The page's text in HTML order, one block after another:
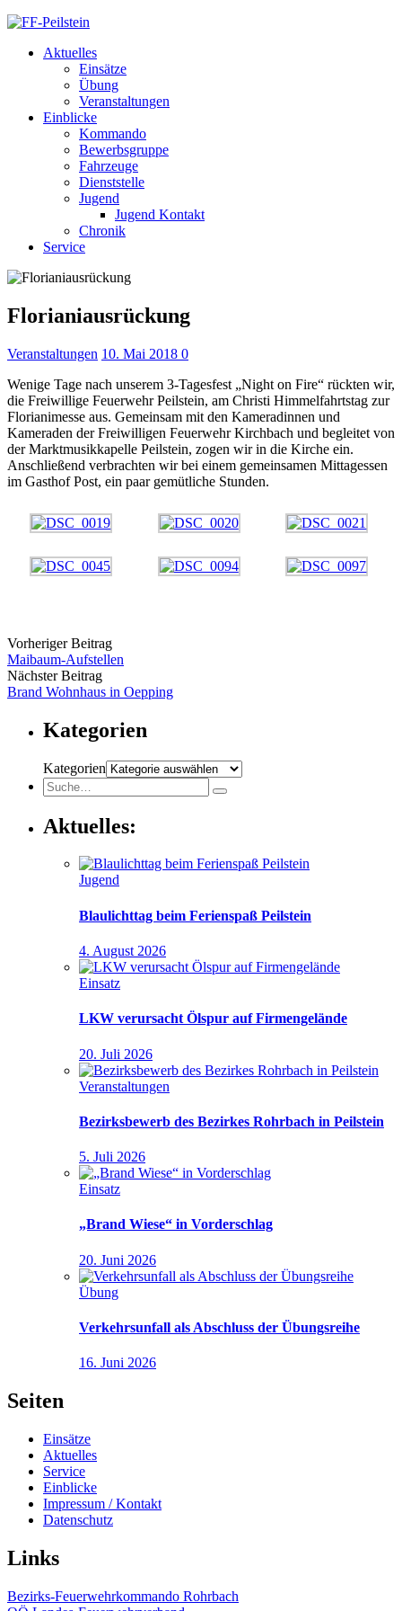
Aktuelles
Einsätze
Übung
Veranstaltungen
Einblicke
Kommando
Bewerbsgruppe
Fahrzeuge
Dienststelle
Jugend
Jugend Kontakt
Chronik
Service
Florianiausrückung
Veranstaltungen 10. Mai 2018 0
Wenige Tage nach unserem 3-Tagesfest „Night on Fire“ rückten wir,
die Freiwillige Feuerwehr Peilstein, am Christi Himmelfahrtstag zur
Florianimesse aus. Gemeinsam mit den Kameradinnen und
Kameraden der Freiwilligen Feuerwehr Kirchbach und begleitet von
der Marktmusikkapelle Peilstein, zogen wir in die Kirche ein.
Anschließend verbrachten wir bei einem gemeinsamen Mittagessen
im Gasthof Post, ein paar gemütliche Stunden.
Vorheriger Beitrag
Maibaum-Aufstellen
Nächster Beitrag
Brand Wohnhaus in Oepping
Kategorien
Kategorien
Aktuelles:
Jugend
Blaulichttag beim Ferienspaß Peilstein
4. August 2026
Einsatz
LKW verursacht Ölspur auf Firmengelände
20. Juli 2026
Veranstaltungen
Bezirksbewerb des Bezirkes Rohrbach in Peilstein
5. Juli 2026
Einsatz
„Brand Wiese“ in Vorderschlag
20. Juni 2026
Übung
Verkehrsunfall als Abschluss der Übungsreihe
16. Juni 2026
Seiten
Einsätze
Aktuelles
Service
Einblicke
Impressum / Kontakt
Datenschutz
Links
Bezirks-Feuerwehrkommando Rohrbach